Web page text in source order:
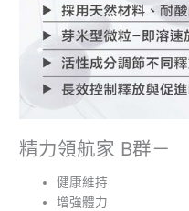
精力領航家 B群－
健康維持
增強體力